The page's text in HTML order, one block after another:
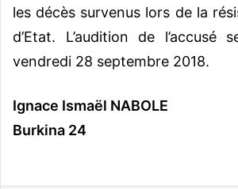
les décès survenus lors de la
d’Etat. L’audition de l’accusé
vendredi 28 septembre 2018.
Ignace Ismaël NABOLE
Burkina 24